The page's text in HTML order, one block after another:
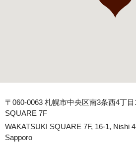
〒060-0063 札幌市中央区南3条西4丁目
SQUARE 7F
WAKATSUKI SQUARE 7F, 16-1, Nishi
Sapporo